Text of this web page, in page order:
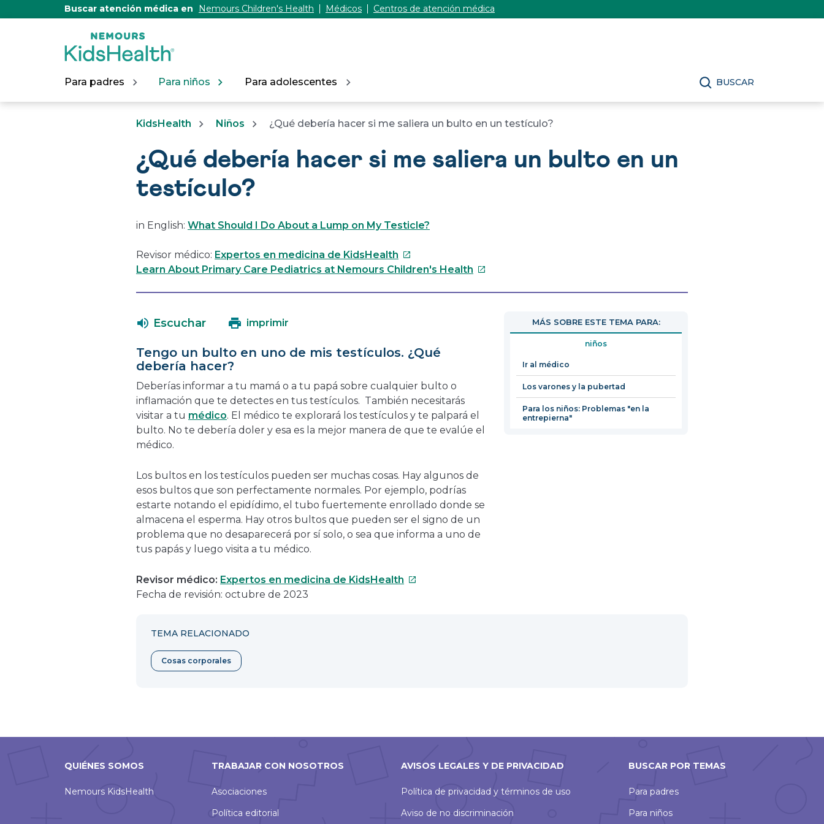
Buscar atención médica en Nemours Children's Health Médicos Centros de atención médica
Para padres Para niños Para adolescentes BUSCAR
KidsHealth Niños ¿Qué debería hacer si me saliera un bulto en un testículo?
¿Qué debería hacer si me saliera un bulto en un
testículo?
in English: What Should I Do About a Lump on My Testicle?
Revisor médico: Expertos en medicina de KidsHealth Este
enlace
ventana
Learn About Primary Care Pediatrics at Nemours Children's Health Este
Escuchar imprimir
Tengo un bulto en uno de mis testículos. ¿Qué
debería hacer?
Deberías informar a tu mamá o a tu papá sobre cualquier bulto o
inflamación que te detectes en tus testículos. También necesitarás
visitar a tu médico. El médico te explorará los testículos y te palpará el
bulto. No te debería doler y esa es la mejor manera de que te evalúe el
médico.
Los bultos en los testículos pueden ser muchas cosas. Hay algunos de
esos bultos que son perfectamente normales. Por ejemplo, podrías
estarte notando el epidídimo, el tubo fuertemente enrollado donde se
almacena el esperma. Hay otros bultos que pueden ser el signo de un
problema que no desaparecerá por sí solo, o sea que informa a uno de
tus papás y luego visita a tu médico.
Revisor médico: Expertos en medicina de KidsHealth Este
Fecha de revisión: octubre de 2023
MÁS SOBRE ESTE TEMA PARA:
niños
Ir al médico
Los varones y la pubertad
Para los niños: Problemas "en la
entrepierna"
TEMA RELACIONADO
Cosas corporales
QUIÉNES SOMOS
Nemours KidsHealth
TRABAJAR CON NOSOTROS
Asociaciones
Política editorial
AVISOS LEGALES Y DE PRIVACIDAD
Política de privacidad y términos de uso
Aviso de no discriminación
BUSCAR POR TEMAS
Para padres
Para niños